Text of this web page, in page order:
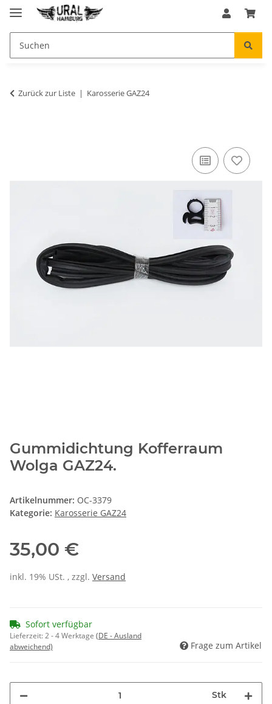
Zurück zur Liste Karosserie GAZ24
Gummidichtung Kofferraum
Wolga GAZ24.
Artikelnummer: OC-3379
Kategorie: Karosserie GAZ24
35,00 €
inkl. 19% USt. , zzgl. Versand
Sofort verfügbar
Lieferzeit:2 - 4 Werktage (DE - Ausland
abweichend)
Frage zum Artikel
Stk